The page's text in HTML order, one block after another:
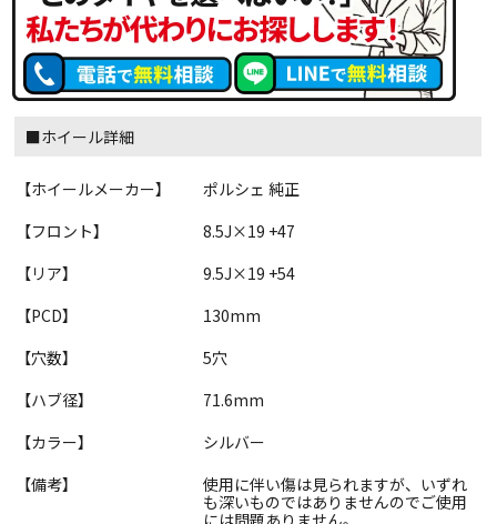
■ホイール詳細
【ホイールメーカー】
ポルシェ 純正
【フロント】
8.5J×19 +47
【リア】
9.5J×19 +54
【PCD】
130mm
【穴数】
5穴
【ハブ径】
71.6mm
【カラー】
シルバー
【備考】
使用に伴い傷は見られますが、いずれ
も深いものではありませんのでご使用